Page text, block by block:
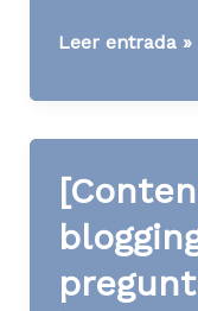
[Contenidos]
preguntas
hacerte
al
redactar
un
Leer entrada »